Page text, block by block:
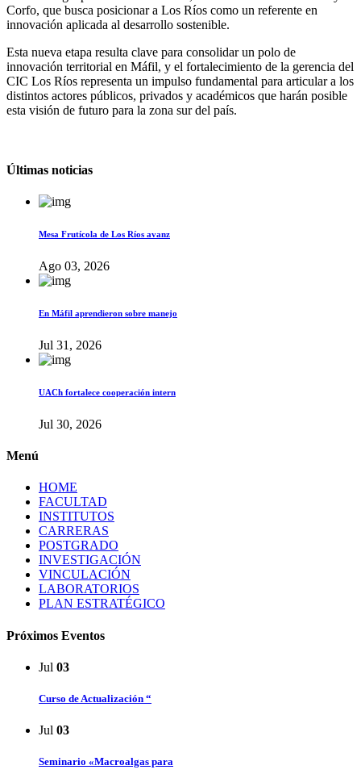
Corfo, que busca posicionar a Los Ríos como un referente en
innovación aplicada al desarrollo sostenible.
Esta nueva etapa resulta clave para consolidar un polo de
innovación territorial en Máfil, y el fortalecimiento de la gerencia del
CIC Los Ríos representa un impulso fundamental para articular a los
distintos actores públicos, privados y académicos que harán posible
esta visión de futuro para la zona sur del país.
Últimas noticias
Mesa Frutícola de Los Ríos avanz
Ago 03, 2026
En Máfil aprendieron sobre manejo
Jul 31, 2026
UACh fortalece cooperación intern
Jul 30, 2026
Menú
HOME
FACULTAD
INSTITUTOS
CARRERAS
POSTGRADO
INVESTIGACIÓN
VINCULACIÓN
LABORATORIOS
PLAN ESTRATÉGICO
Próximos Eventos
Jul 03
Curso de Actualización “
Jul 03
Seminario «Macroalgas para